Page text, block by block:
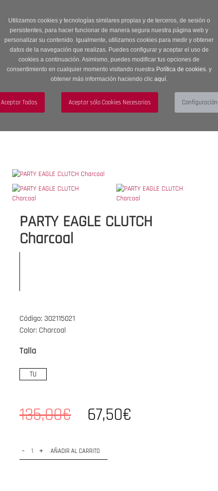
Utilizamos cookies y tecnologías similares propias y de terceros, de sesión o
persistentes, para hacer funcionar de manera segura nuestra página web y
personalizar su contenido. Igualmente, utilizamos cookies para medir y obtener
datos de la navegación que realizas. Puedes configurar y aceptar el uso de
cookies a continuación. Asimismo, puedes modificar tus opciones de
consentimiento en cualquier momento visitando nuestra Política de cookies.y
obtener más información haciendo clic aquí.
descuento en Sección OUTLET con código OUTLET20
navigation
Menú
PARTY EAGLE CLUTCH
Charcoal
Código: 302115021
Color: Charcoal
Talla
TU
135,00€ 67,50€
- + AÑADIR AL CARRITO